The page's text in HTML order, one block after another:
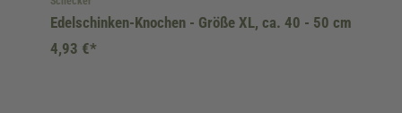
Edelschinken-Knochen - Größe XL, ca. 40 - 50 cm
4,93 €*